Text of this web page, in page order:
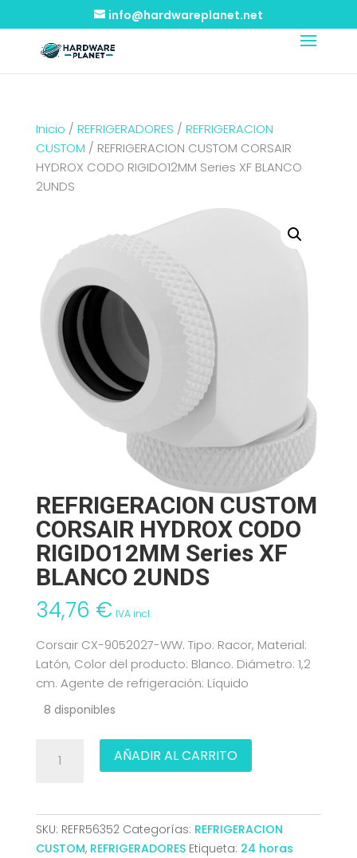
info@hardwareplanet.net
Inicio / REFRIGERADORES / REFRIGERACION
CUSTOM / REFRIGERACION CUSTOM CORSAIR
HYDROX CODO RIGIDO12MM Series XF BLANCO
2UNDS
REFRIGERACION CUSTOM
CORSAIR HYDROX CODO
RIGIDO12MM Series XF
BLANCO 2UNDS
34,76 € IVA incl.
Corsair CX-9052027-WW. Tipo: Racor, Material:
Latón, Color del producto: Blanco. Diámetro: 1,2
cm. Agente de refrigeración: Líquido
8 disponibles
REFRIGERACION
CUSTOM
CODO
RIGIDO12MM
AÑADIR AL CARRITO
SKU: REFR56352 Categorías: REFRIGERACION
CUSTOM, REFRIGERADORES Etiqueta: 24 horas